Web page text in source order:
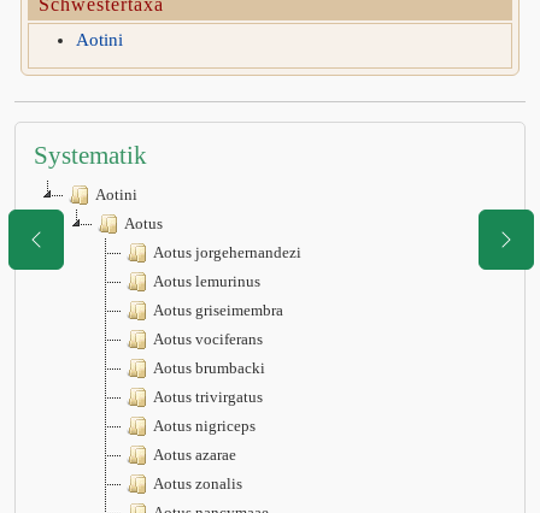
Schwestertaxa
Aotini
Systematik
Aotini
Aotus
Aotus jorgehernandezi
Aotus lemurinus
Aotus griseimembra
Aotus vociferans
Aotus brumbacki
Aotus trivirgatus
Aotus nigriceps
Aotus azarae
Aotus zonalis